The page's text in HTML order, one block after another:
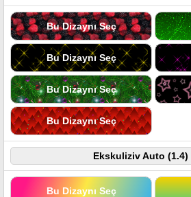
Bu Dizaynı Seç
Bu Dizaynı Seç
Bu Dizaynı Seç
Bu Dizaynı Seç
Ekskuliziv Auto (1.4)
Bu Dizaynı Seç